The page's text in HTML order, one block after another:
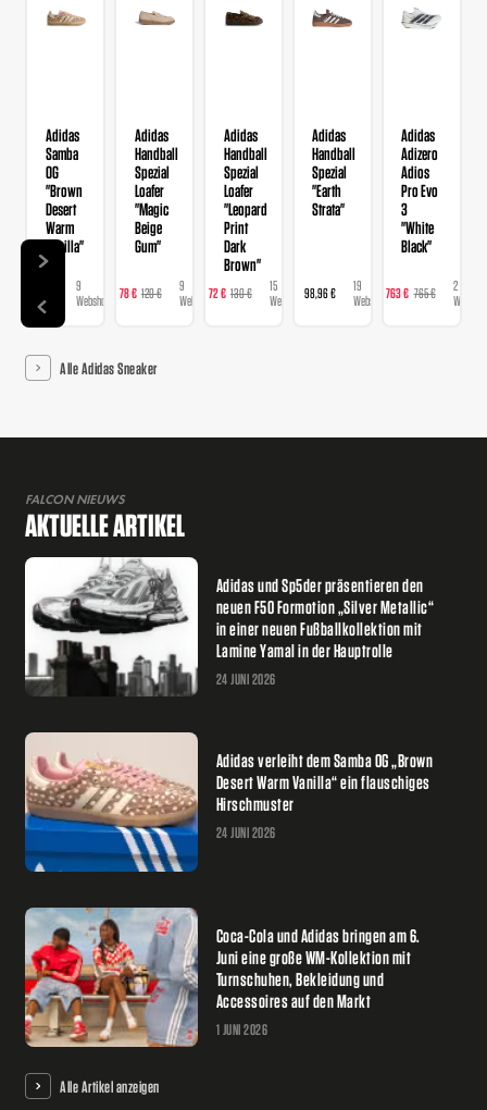
Adidas
Samba
OG
"Brown
Desert
Warm
Vanilla"
9
Webshops
Adidas
Handball
Spezial
Loafer
"Magic
Beige
Gum"
78 € 120 €
9
Webshops
Adidas
Handball
Spezial
Loafer
"Leopard
Print
Dark
Brown"
72 € 130 €
15
Webshops
Adidas
Handball
Spezial
"Earth
Strata"
98,96 €
19
Webshops
Adidas
Adizero
Adios
Pro Evo
3
"White
Black"
763 € 765 €
2
Alle Adidas Sneaker
FALCON NIEUWS
AKTUELLE ARTIKEL
Adidas und Sp5der präsentieren den
neuen F50 Formotion „Silver Metallic“
in einer neuen Fußballkollektion mit
Lamine Yamal in der Hauptrolle
24 JUNI 2026
Adidas verleiht dem Samba OG „Brown
Desert Warm Vanilla“ ein flauschiges
Hirschmuster
24 JUNI 2026
Coca-Cola und Adidas bringen am 6.
Juni eine große WM-Kollektion mit
Turnschuhen, Bekleidung und
Accessoires auf den Markt
1 JUNI 2026
Alle Artikel anzeigen